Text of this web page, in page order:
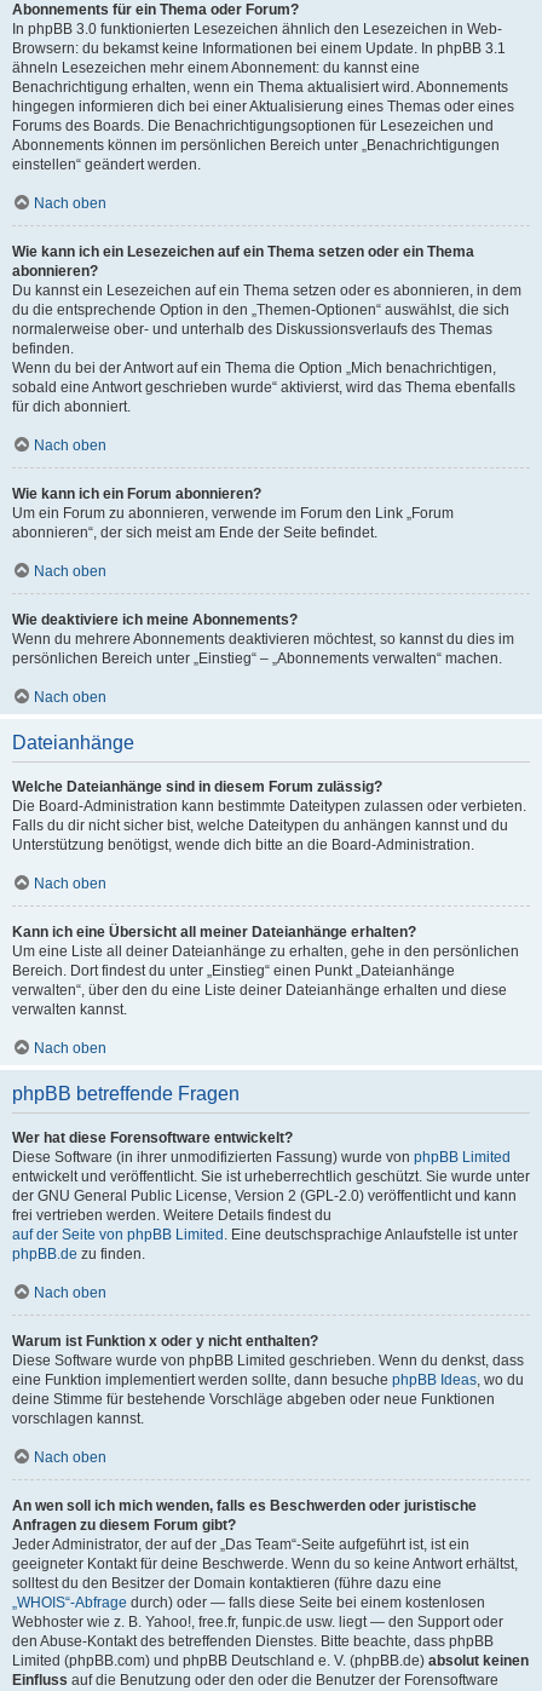
Abonnements für ein Thema oder Forum?
In phpBB 3.0 funktionierten Lesezeichen ähnlich den Lesezeichen in Web-
Browsern: du bekamst keine Informationen bei einem Update. In phpBB 3.1
ähneln Lesezeichen mehr einem Abonnement: du kannst eine
Benachrichtigung erhalten, wenn ein Thema aktualisiert wird. Abonnements
hingegen informieren dich bei einer Aktualisierung eines Themas oder eines
Forums des Boards. Die Benachrichtigungsoptionen für Lesezeichen und
Abonnements können im persönlichen Bereich unter „Benachrichtigungen
einstellen“ geändert werden.
Nach oben
Wie kann ich ein Lesezeichen auf ein Thema setzen oder ein Thema
abonnieren?
Du kannst ein Lesezeichen auf ein Thema setzen oder es abonnieren, in dem
du die entsprechende Option in den „Themen-Optionen“ auswählst, die sich
normalerweise ober- und unterhalb des Diskussionsverlaufs des Themas
befinden.
Wenn du bei der Antwort auf ein Thema die Option „Mich benachrichtigen,
sobald eine Antwort geschrieben wurde“ aktivierst, wird das Thema ebenfalls
für dich abonniert.
Nach oben
Wie kann ich ein Forum abonnieren?
Um ein Forum zu abonnieren, verwende im Forum den Link „Forum
abonnieren“, der sich meist am Ende der Seite befindet.
Nach oben
Wie deaktiviere ich meine Abonnements?
Wenn du mehrere Abonnements deaktivieren möchtest, so kannst du dies im
persönlichen Bereich unter „Einstieg“ – „Abonnements verwalten“ machen.
Nach oben
Dateianhänge
Welche Dateianhänge sind in diesem Forum zulässig?
Die Board-Administration kann bestimmte Dateitypen zulassen oder verbieten.
Falls du dir nicht sicher bist, welche Dateitypen du anhängen kannst und du
Unterstützung benötigst, wende dich bitte an die Board-Administration.
Nach oben
Kann ich eine Übersicht all meiner Dateianhänge erhalten?
Um eine Liste all deiner Dateianhänge zu erhalten, gehe in den persönlichen
Bereich. Dort findest du unter „Einstieg“ einen Punkt „Dateianhänge
verwalten“, über den du eine Liste deiner Dateianhänge erhalten und diese
verwalten kannst.
Nach oben
phpBB betreffende Fragen
Wer hat diese Forensoftware entwickelt?
Diese Software (in ihrer unmodifizierten Fassung) wurde von phpBB Limited
entwickelt und veröffentlicht. Sie ist urheberrechtlich geschützt. Sie wurde unter
der GNU General Public License, Version 2 (GPL-2.0) veröffentlicht und kann
frei vertrieben werden. Weitere Details findest du
auf der Seite von phpBB Limited . Eine deutschsprachige Anlaufstelle ist unter
phpBB.de zu finden.
Nach oben
Warum ist Funktion x oder y nicht enthalten?
Diese Software wurde von phpBB Limited geschrieben. Wenn du denkst, dass
eine Funktion implementiert werden sollte, dann besuche phpBB Ideas, wo du
deine Stimme für bestehende Vorschläge abgeben oder neue Funktionen
vorschlagen kannst.
Nach oben
An wen soll ich mich wenden, falls es Beschwerden oder juristische
Anfragen zu diesem Forum gibt?
Jeder Administrator, der auf der „Das Team“-Seite aufgeführt ist, ist ein
geeigneter Kontakt für deine Beschwerde. Wenn du so keine Antwort erhältst,
solltest du den Besitzer der Domain kontaktieren (führe dazu eine
„WHOIS“-Abfrage durch) oder — falls diese Seite bei einem kostenlosen
Webhoster wie z. B. Yahoo!, free.fr, funpic.de usw. liegt — den Support oder
den Abuse-Kontakt des betreffenden Dienstes. Bitte beachte, dass phpBB
Limited (phpBB.com) und phpBB Deutschland e. V. (phpBB.de) absolut keinen
Einfluss auf die Benutzung oder den oder die Benutzer der Forensoftware